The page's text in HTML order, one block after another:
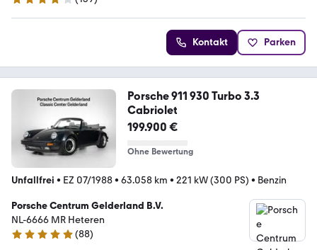
4.1 Sterne
Kontakt Parken
Porsche 911 930 Turbo 3.3
Cabriolet
199.900 €
Ohne Bewertung
Unfallfrei • EZ 07/1988• 63.058 km • 221 kW (300 PS) • Benzin
Porsche Centrum Gelderland B.V.
NL-6666 MR Heteren
4.9 Sterne
(88)